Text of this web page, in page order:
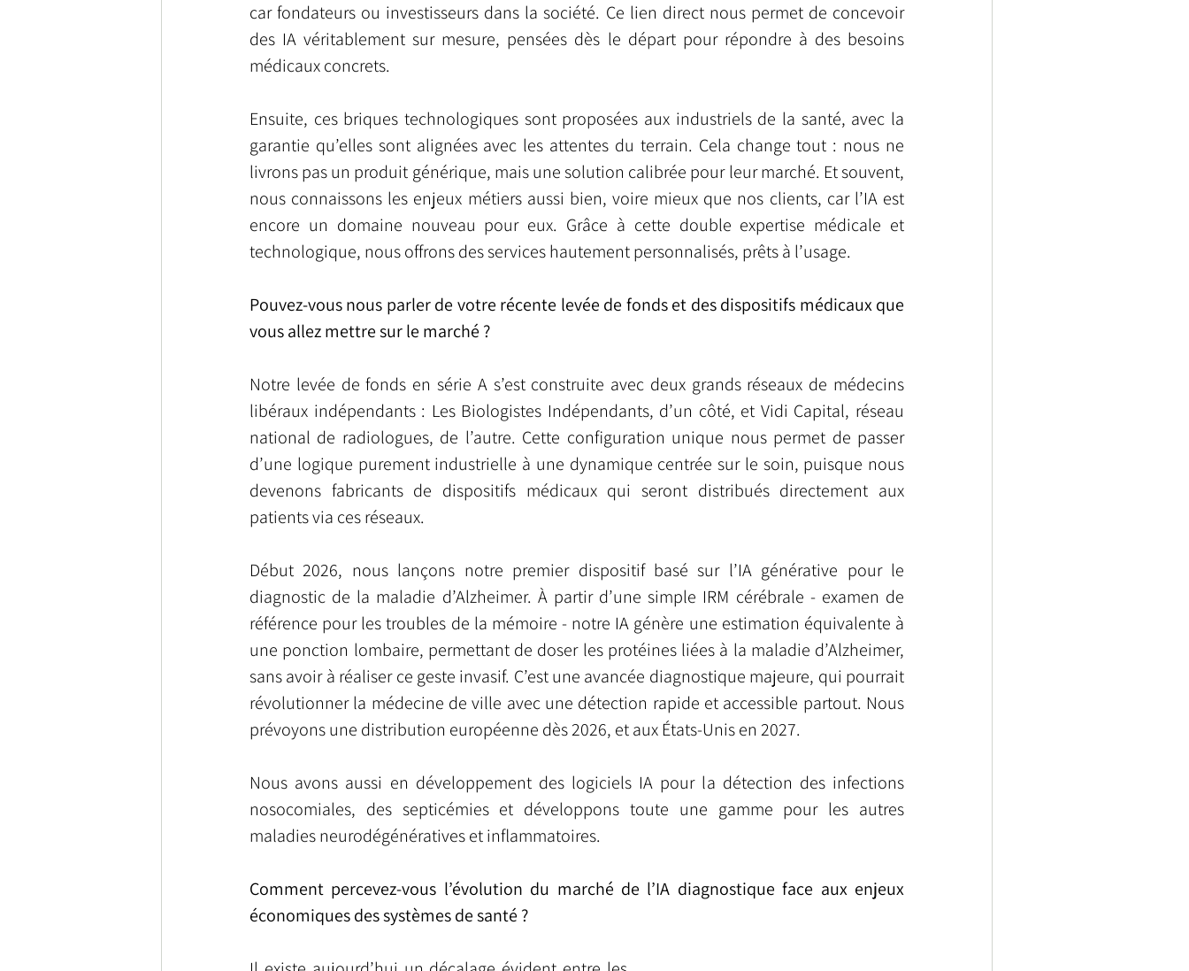
car fondateurs ou investisseurs dans la société. Ce lien direct nous permet de concevoir
des IA véritablement sur mesure, pensées dès le départ pour répondre à des besoins
médicaux concrets.
Ensuite, ces briques technologiques sont proposées aux industriels de la santé, avec la
garantie qu’elles sont alignées avec les attentes du terrain. Cela change tout : nous ne
livrons pas un produit générique, mais une solution calibrée pour leur marché. Et souvent,
nous connaissons les enjeux métiers aussi bien, voire mieux que nos clients, car l’IA est
encore un domaine nouveau pour eux. Grâce à cette double expertise médicale et
technologique, nous offrons des services hautement personnalisés, prêts à l’usage.
Pouvez-vous nous parler de votre récente levée de fonds et des dispositifs médicaux que
vous allez mettre sur le marché ?
Notre levée de fonds en série A s’est construite avec deux grands réseaux de médecins
libéraux indépendants : Les Biologistes Indépendants, d’un côté, et Vidi Capital, réseau
national de radiologues, de l’autre. Cette configuration unique nous permet de passer
d’une logique purement industrielle à une dynamique centrée sur le soin, puisque nous
devenons fabricants de dispositifs médicaux qui seront distribués directement aux
patients via ces réseaux.
Début 2026, nous lançons notre premier dispositif basé sur l’IA générative pour le
diagnostic de la maladie d’Alzheimer. À partir d’une simple IRM cérébrale - examen de
référence pour les troubles de la mémoire - notre IA génère une estimation équivalente à
une ponction lombaire, permettant de doser les protéines liées à la maladie d’Alzheimer,
sans avoir à réaliser ce geste invasif. C’est une avancée diagnostique majeure, qui pourrait
révolutionner la médecine de ville avec une détection rapide et accessible partout. Nous
prévoyons une distribution européenne dès 2026, et aux États-Unis en 2027.
Nous avons aussi en développement des logiciels IA pour la détection des infections
nosocomiales, des septicémies et développons toute une gamme pour les autres
maladies neurodégénératives et inflammatoires.
Comment percevez-vous l’évolution du marché de l’IA diagnostique face aux enjeux
économiques des systèmes de santé ?